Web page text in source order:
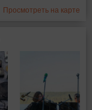
Просмотреть на карте